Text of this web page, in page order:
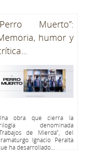
Muerto”:
humor y
obra que cierra la
denominada
de Mierda”, del
Ignacio Peralta
ha desarrollado...